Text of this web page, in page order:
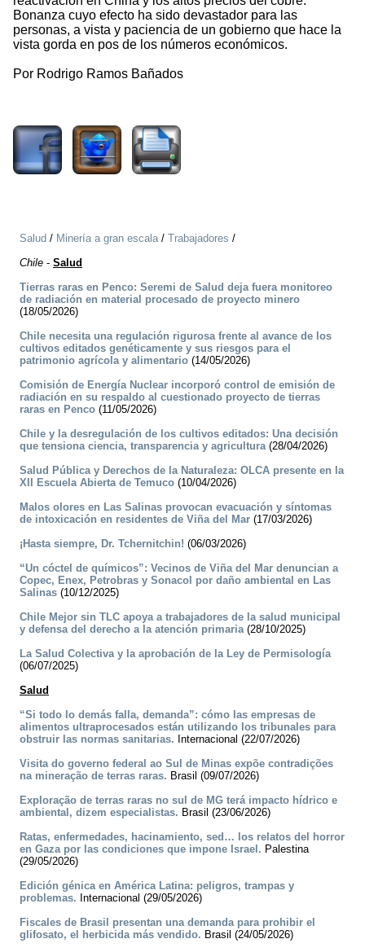
Bonanza cuyo efecto ha sido devastador para las
personas, a vista y paciencia de un gobierno que hace la
vista gorda en pos de los números económicos.
Por Rodrigo Ramos Bañados
Salud / Minería a gran escala/ Trabajadores /
Chile - Salud
Tierras raras en Penco: Seremi de Salud deja fuera monitoreo
de radiación en material procesado de proyecto minero
(18/05/2026)
Chile necesita una regulación rigurosa frente al avance de los
cultivos editados genéticamente y sus riesgos para el
patrimonio agrícola y alimentario (14/05/2026)
Comisión de Energía Nuclear incorporó control de emisión de
radiación en su respaldo al cuestionado proyecto de tierras
raras en Penco (11/05/2026)
Chile y la desregulación de los cultivos editados: Una decisión
que tensiona ciencia, transparencia y agricultura(28/04/2026)
Salud Pública y Derechos de la Naturaleza: OLCA presente en la
XII Escuela Abierta de Temuco (10/04/2026)
Malos olores en Las Salinas provocan evacuación y síntomas
de intoxicación en residentes de Viña del Mar (17/03/2026)
¡Hasta siempre, Dr. Tchernitchin! (06/03/2026)
“Un cóctel de químicos”: Vecinos de Viña del Mar denuncian a
Copec, Enex, Petrobras y Sonacol por daño ambiental en Las
Salinas (10/12/2025)
Chile Mejor sin TLC apoya a trabajadores de la salud municipal
y defensa del derecho a la atención primaria(28/10/2025)
La Salud Colectiva y la aprobación de la Ley de Permisología
(06/07/2025)
Salud
“Si todo lo demás falla, demanda”: cómo las empresas de
alimentos ultraprocesados están utilizando los tribunales para
obstruir las normas sanitarias. Internacional (22/07/2026)
Visita do governo federal ao Sul de Minas expõe contradições
na mineração de terras raras. Brasil (09/07/2026)
Exploração de terras raras no sul de MG terá impacto hídrico e
ambiental, dizem especialistas. Brasil (23/06/2026)
Ratas, enfermedades, hacinamiento, sed… los relatos del horror
en Gaza por las condiciones que impone Israel. Palestina
(29/05/2026)
Edición génica en América Latina: peligros, trampas y
problemas. Internacional (29/05/2026)
Fiscales de Brasil presentan una demanda para prohibir el
glifosato, el herbicida más vendido. Brasil (24/05/2026)